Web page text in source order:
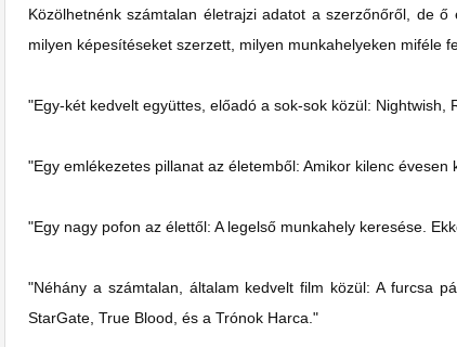
Közölhetnénk számtalan életrajzi adatot a szerzőnőről, de
milyen képesítéseket szerzett, milyen munkahelyeken miféle
"Egy-két kedvelt együttes, előadó a sok-sok közül: Nightwish,
"Egy emlékezetes pillanat az életemből: Amikor kilenc
"Egy nagy pofon az élettől: A legelső munkahely keresése.
"Néhány a számtalan, általam kedvelt film közül: A furcsa
StarGate, True Blood, és a Trónok Harca."